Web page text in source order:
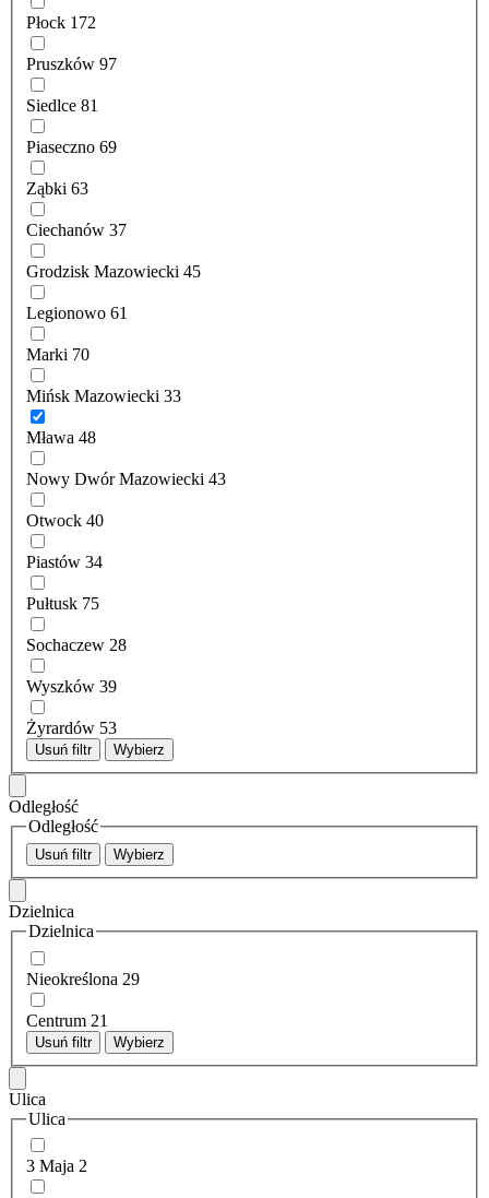
Płock 172
Pruszków 97
Siedlce 81
Piaseczno 69
Ząbki 63
Ciechanów 37
Grodzisk Mazowiecki 45
Legionowo 61
Marki 70
Mińsk Mazowiecki 33
Mława 48
Nowy Dwór Mazowiecki 43
Otwock 40
Piastów 34
Pułtusk 75
Sochaczew 28
Wyszków 39
Żyrardów 53
Usuń filtr Wybierz
Odległość
Odległość
Usuń filtr Wybierz
Dzielnica
Dzielnica
Nieokreślona 29
Centrum 21
Usuń filtr Wybierz
Ulica
Ulica
3 Maja 2